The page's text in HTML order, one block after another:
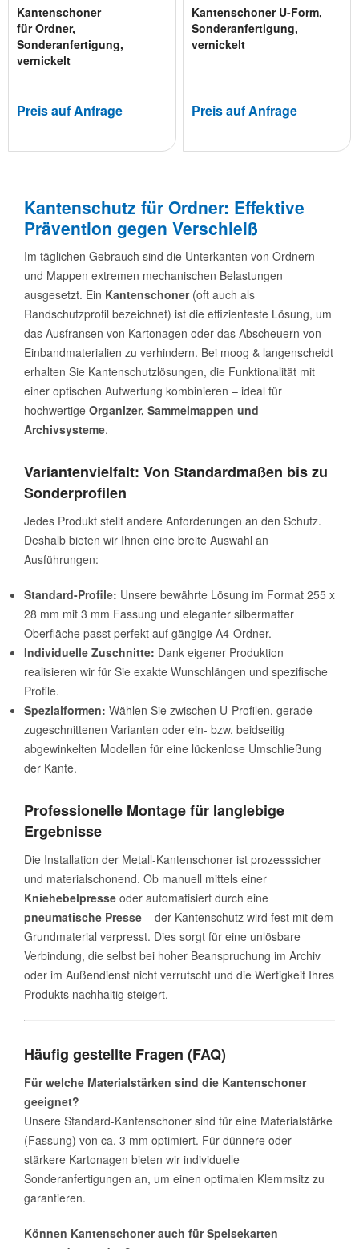
Kantenschoner
für Ordner,
Sonderanfertigung,
vernickelt
Preis auf Anfrage
Kantenschoner U-Form,
Sonderanfertigung,
vernickelt
Preis auf Anfrage
Kantenschutz für Ordner: Effektive
Prävention gegen Verschleiß
Im täglichen Gebrauch sind die Unterkanten von Ordnern
und Mappen extremen mechanischen Belastungen
ausgesetzt. Ein Kantenschoner(oft auch als
Randschutzprofil bezeichnet) ist die effizienteste Lösung, um
das Ausfransen von Kartonagen oder das Abscheuern von
Einbandmaterialien zu verhindern. Bei moog & langenscheidt
erhalten Sie Kantenschutzlösungen, die Funktionalität mit
einer optischen Aufwertung kombinieren – ideal für
hochwertige Organizer, Sammelmappen und
Archivsysteme.
Variantenvielfalt: Von Standardmaßen bis zu
Sonderprofilen
Jedes Produkt stellt andere Anforderungen an den Schutz.
Deshalb bieten wir Ihnen eine breite Auswahl an
Ausführungen:
Standard-Profile: Unsere bewährte Lösung im Format 255 x
28 mm mit 3 mm Fassung und eleganter silbermatter
Oberfläche passt perfekt auf gängige A4-Ordner.
Individuelle Zuschnitte: Dank eigener Produktion
realisieren wir für Sie exakte Wunschlängen und spezifische
Profile.
Spezialformen: Wählen Sie zwischen U-Profilen, gerade
zugeschnittenen Varianten oder ein- bzw. beidseitig
abgewinkelten Modellen für eine lückenlose Umschließung
der Kante.
Professionelle Montage für langlebige
Ergebnisse
Die Installation der Metall-Kantenschoner ist prozesssicher
und materialschonend. Ob manuell mittels einer
Kniehebelpresse oder automatisiert durch eine
pneumatische Presse – der Kantenschutz wird fest mit dem
Grundmaterial verpresst. Dies sorgt für eine unlösbare
Verbindung, die selbst bei hoher Beanspruchung im Archiv
oder im Außendienst nicht verrutscht und die Wertigkeit Ihres
Produkts nachhaltig steigert.
Häufig gestellte Fragen (FAQ)
Für welche Materialstärken sind die Kantenschoner
geeignet?
Unsere Standard-Kantenschoner sind für eine Materialstärke
(Fassung) von ca. 3 mm optimiert. Für dünnere oder
stärkere Kartonagen bieten wir individuelle
Sonderanfertigungen an, um einen optimalen Klemmsitz zu
garantieren.
Können Kantenschoner auch für Speisekarten